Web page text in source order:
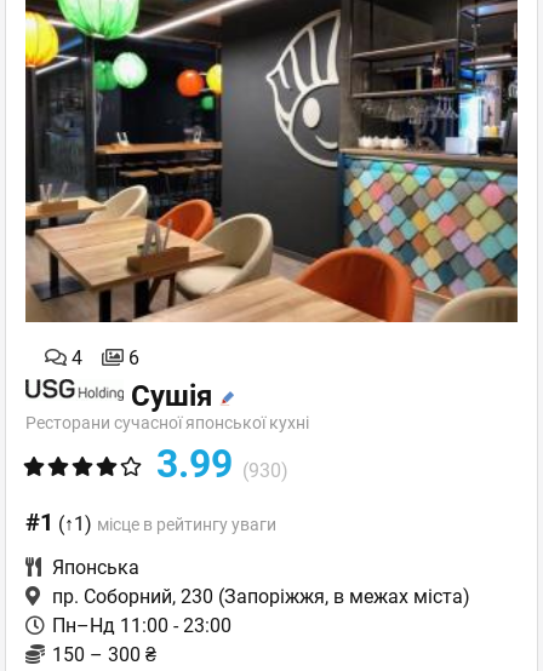
4 6
Сушія
Ресторани сучасної японської кухні
3.99 (930)
#1 (↑1) місце в рейтингу уваги
Японська
пр. Соборний, 230 (Запоріжжя, в межах міста)
Пн–Нд 11:00 - 23:00
150 – 300 ₴